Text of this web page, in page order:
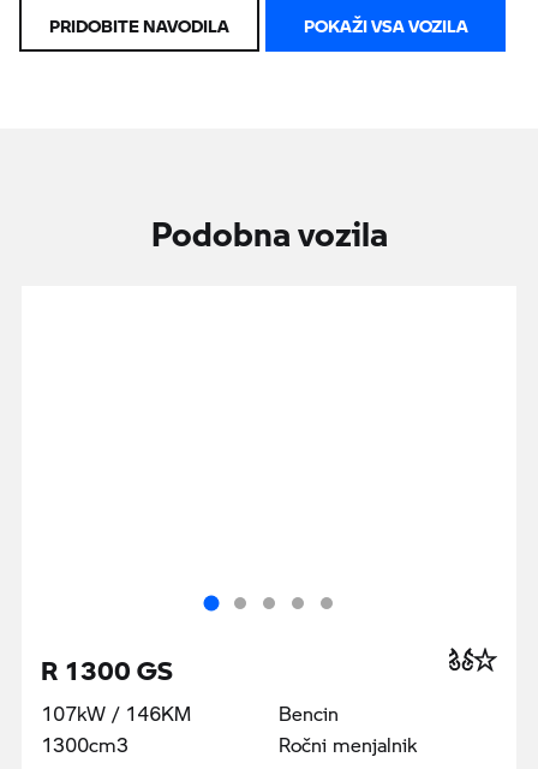
PRIDOBITE NAVODILA POKAŽI VSA VOZILA
Podobna vozila
R 1300 GS
107kW / 146KM
1300cm3
Bencin
Ročni menjalnik